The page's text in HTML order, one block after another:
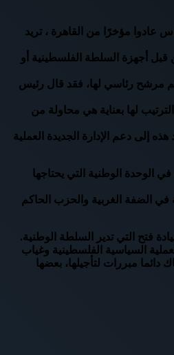
مؤخرًا من القاهرة ، تريد
أجهزة السلطة الفلسطينية أو
مرشح رئاسي لها، فقد قال رئيس
لها بعناية هي محاولة من
إلى دعم الإدارة الجديدة العملية
الوحدة الوطنية التي يحتاجها
الضفة الغربية والحزب الحاكم
فتح التي تدير السلطة الوطنية.
السياسية الفلسطينية وغياب
مبررات لتأجيلها، بعضها